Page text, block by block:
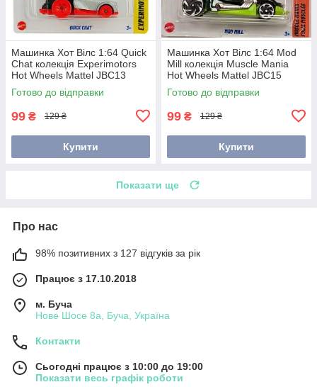
Машинка Хот Вілс 1:64 Quick
Chat колекція Experimotors
Hot Wheels Mattel JBC13
Готово до відправки
99 ₴ 129 ₴
Купити
Машинка Хот Вілс 1:64 Mod
Mill колекція Muscle Mania
Hot Wheels Mattel JBC15
Готово до відправки
99 ₴ 129 ₴
Купити
Показати ще
Про нас
98% позитивних з 127 відгуків за рік
Працює з 17.10.2018
м. Буча
Нове Шосе 8а, Буча, Україна
Контакти
Сьогодні працює з 10:00 до 19:00
Показати весь графік роботи